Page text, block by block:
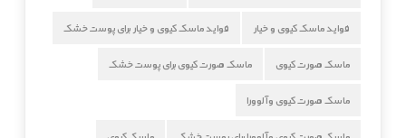
فواید ماسک کیوی و خیار فواید ماسک کیوی و خیار برای پوست خشک
ماسک صورت کیوی ماسک صورت کیوی برای پوست خشک
ماسک صورت کیوی و آلوورا